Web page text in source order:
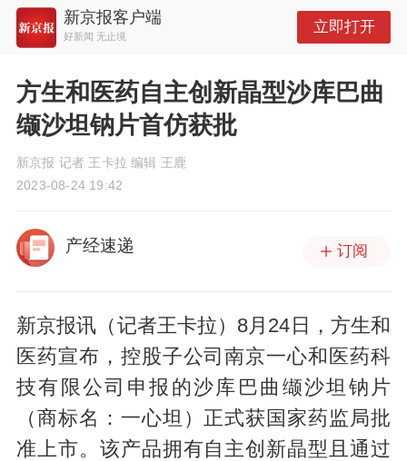
新京报客户端
好新闻 无止境
立即打开
方生和医药自主创新晶型沙库巴曲
缬沙坦钠片首仿获批
新京报 记者 王卡拉 编辑 王鹿
2023-08-24 19:42
产经速递 订阅
新京报讯（记者王卡拉）8月24日，方生和
医药宣布，控股子公司南京一心和医药科
技有限公司申报的沙库巴曲缬沙坦钠片
（商标名：一心坦）正式获国家药监局批
准上市。该产品拥有自主创新晶型且通过